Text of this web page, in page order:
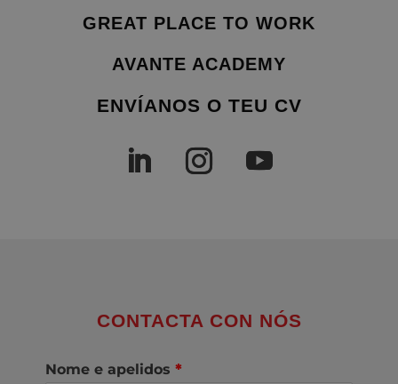
GREAT PLACE TO WORK
AVANTE ACADEMY
ENVÍANOS O TEU CV
CONTACTA CON NÓS
Nome e apelidos *